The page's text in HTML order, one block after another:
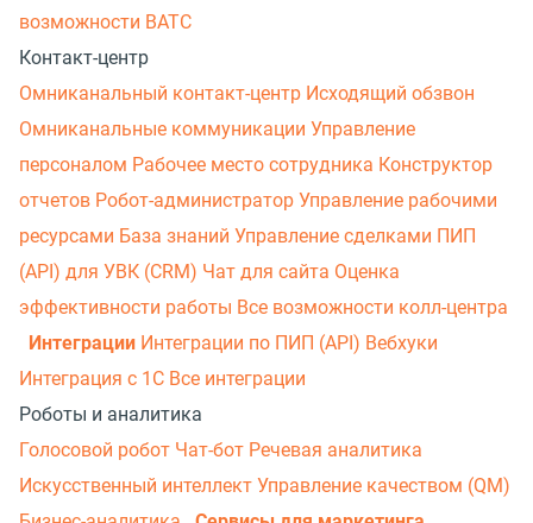
возможности ВАТС
Контакт-центр
Омниканальный контакт-центр Исходящий обзвон
Омниканальные коммуникации Управление
персоналом Рабочее место сотрудника Конструктор
отчетов Робот-администратор Управление рабочими
ресурсами База знаний Управление сделками ПИП
(API) для УВК (CRM) Чат для сайта Оценка
эффективности работы Все возможности колл-центра
Интеграции Интеграции по ПИП (API) Вебхуки
Интеграция с 1С Все интеграции
Роботы и аналитика
Голосовой робот Чат-бот Речевая аналитика
Искусственный интеллект Управление качеством (QM)